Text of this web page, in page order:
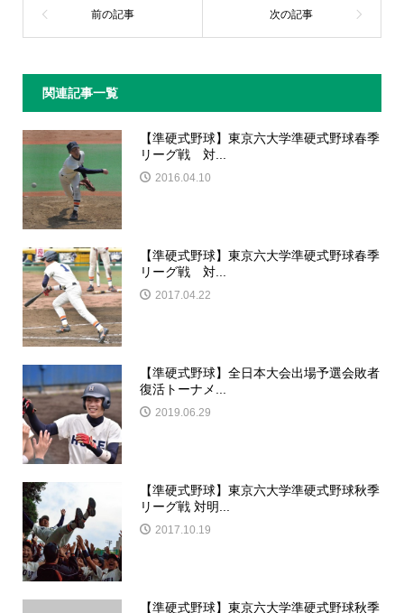
関連記事一覧
【準硬式野球】東京六大学準硬式野球春季
リーグ戦 対...
2016.04.10
【準硬式野球】東京六大学準硬式野球春季
リーグ戦 対...
2017.04.22
【準硬式野球】全日本大会出場予選会敗者
復活トーナメ...
2019.06.29
【準硬式野球】東京六大学準硬式野球秋季
リーグ戦 対明...
2017.10.19
【準硬式野球】東京六大学準硬式野球秋季